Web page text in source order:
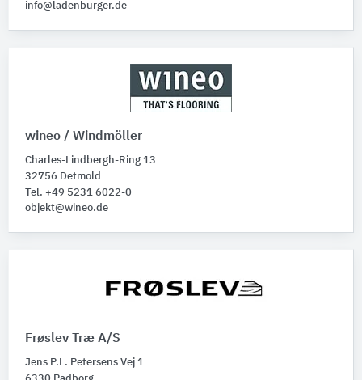
info@ladenburger.de
wineo / Windmöller
Charles-Lindbergh-Ring 13
32756 Detmold
Tel. +49 5231 6022-0
objekt@wineo.de
Frøslev Træ A/S
Jens P.L. Petersens Vej 1